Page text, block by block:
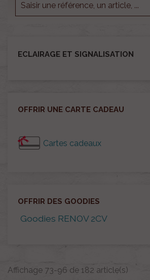
ECLAIRAGE ET SIGNALISATION
OFFRIR UNE CARTE CADEAU
Cartes cadeaux
OFFRIR DES GOODIES
Goodies RENOV 2CV
Affichage 73-96 de 182 article(s)